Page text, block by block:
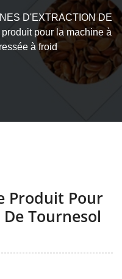
D'EXTRACTION DE
produit pour la machine à
à froid
Produit Pour
Tournesol